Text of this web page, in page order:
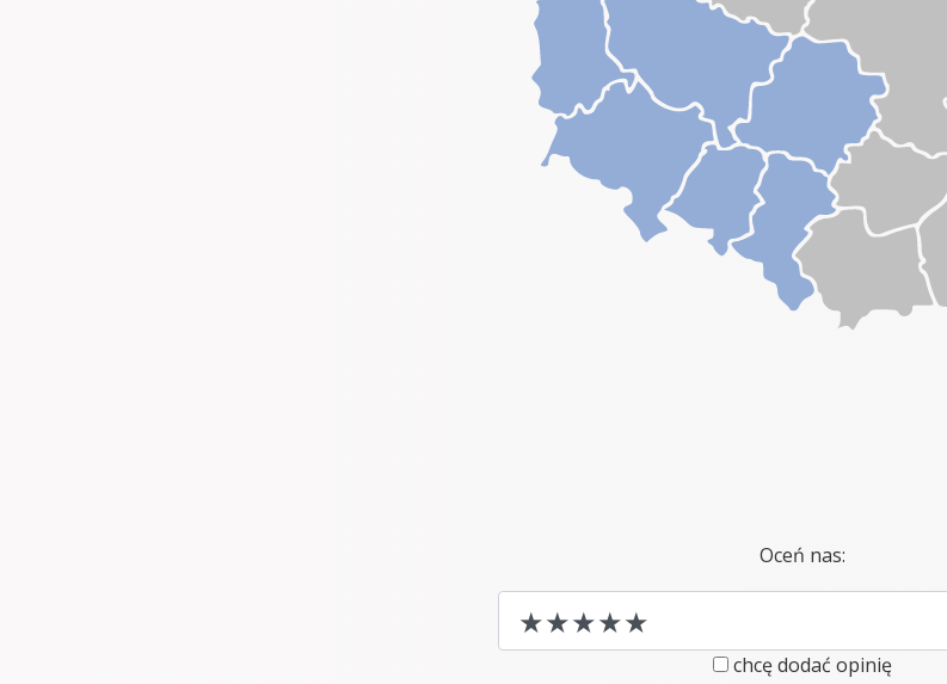
Oceń nas:
chcę dodać opinię